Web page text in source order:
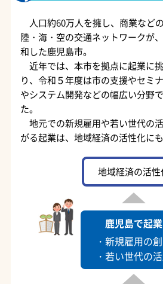
人口約60万人を擁し、商業など
陸・海・空の交通ネットワークが
和した鹿児島市。
近年では、本市を拠点に起業に
り、令和５年度は市の支援やセミ
やシステム開発などの幅広い分野
た。
地元での新規雇用や若い世代の
がる起業は、地域経済の活性化に
地域経済の活性
鹿児島で起業
・新規雇用の
・若い世代の